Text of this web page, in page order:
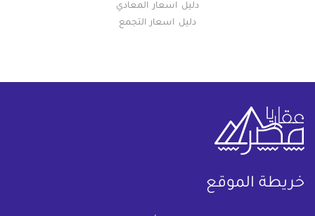
دليل اسعار المعادي
دليل اسعار التجمع
خريطة الموقع